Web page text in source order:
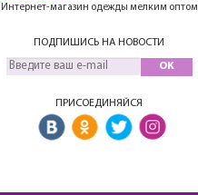
Интернет-магазин одежды мелким оптом
ПОДПИШИСЬ НА НОВОСТИ
OK
ПРИСОЕДИНЯЙСЯ